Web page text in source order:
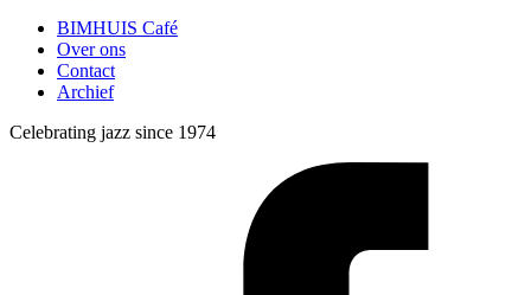
BIMHUIS Café
Over ons
Contact
Archief
Celebrating jazz since 1974